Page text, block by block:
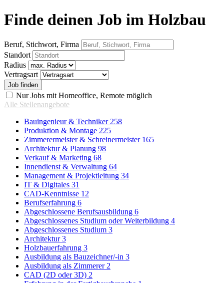
Finde deinen Job im Holzbau
Beruf, Stichwort, Firma
Standort
Radius
Vertragsart
Nur Jobs mit Homeoffice, Remote möglich
Alle Stellenangebote
Bauingenieur & Techniker 258
Produktion & Montage 225
Zimmerermeister & Schreinermeister 165
Architektur & Planung 98
Verkauf & Marketing 68
Innendienst & Verwaltung 64
Management & Projektleitung 34
IT & Digitales 31
CAD-Kenntnisse 12
Berufserfahrung 6
Abgeschlossene Berufsausbildung 6
Abgeschlossenes Studium oder Weiterbildung 4
Abgeschlossenes Studium 3
Architektur3
Holzbauerfahrung 3
Ausbildung als Bauzeichner/-in 3
Ausbildung als Zimmerer 2
CAD (2D oder 3D) 2